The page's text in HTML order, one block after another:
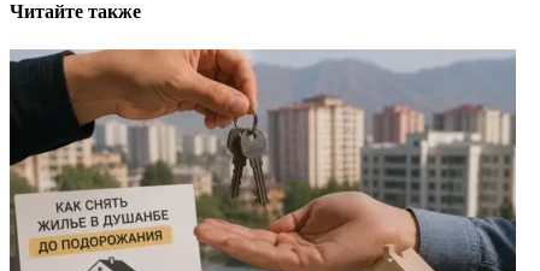
Читайте также